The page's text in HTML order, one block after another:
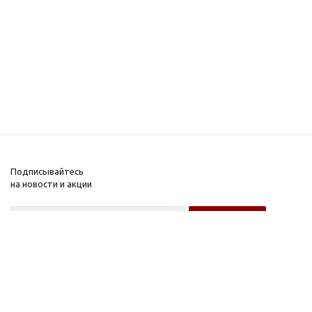
Подписывайтесь
на новости и акции